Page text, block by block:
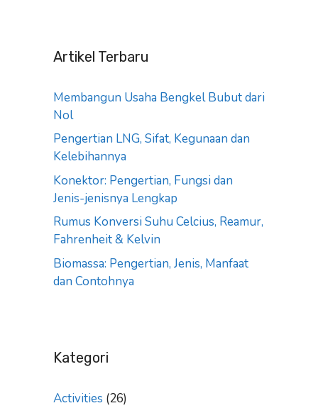
Artikel Terbaru
Membangun Usaha Bengkel Bubut dari
Nol
Pengertian LNG, Sifat, Kegunaan dan
Kelebihannya
Konektor: Pengertian, Fungsi dan
Jenis-jenisnya Lengkap
Rumus Konversi Suhu Celcius, Reamur,
Fahrenheit & Kelvin
Biomassa: Pengertian, Jenis, Manfaat
dan Contohnya
Kategori
Activities (26)